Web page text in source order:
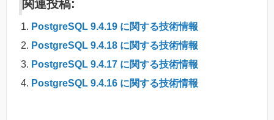
関連投稿:
PostgreSQL 9.4.19 に関する技術情報
PostgreSQL 9.4.18 に関する技術情報
PostgreSQL 9.4.17 に関する技術情報
PostgreSQL 9.4.16 に関する技術情報